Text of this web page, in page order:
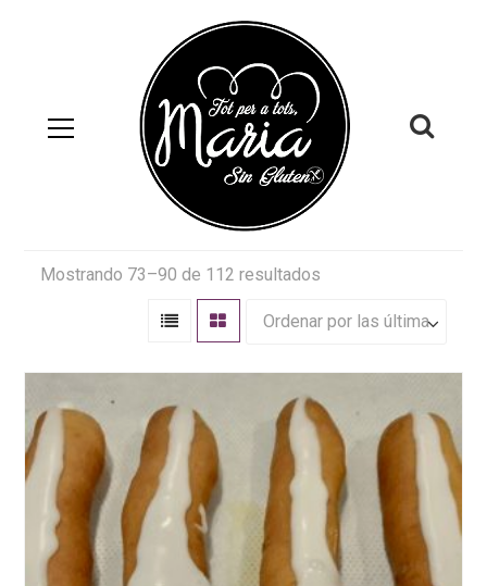
Mostrando 73–90 de 112 resultados